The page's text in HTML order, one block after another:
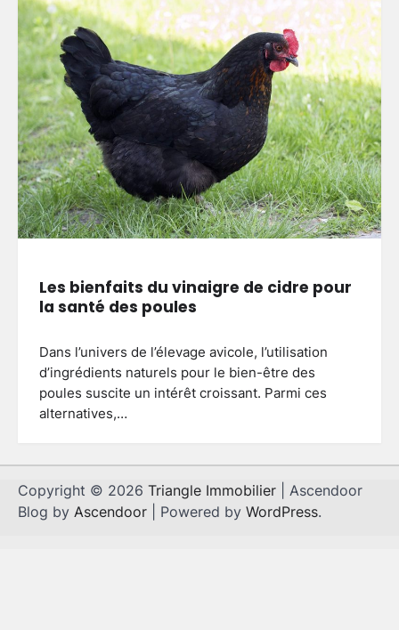
Les bienfaits du vinaigre de cidre pour
la santé des poules
Dans l’univers de l’élevage avicole, l’utilisation
d’ingrédients naturels pour le bien-être des
poules suscite un intérêt croissant. Parmi ces
alternatives,…
Copyright © 2026 Triangle Immobilier | Ascendoor
Blog by Ascendoor | Powered by WordPress.